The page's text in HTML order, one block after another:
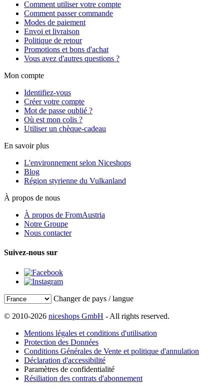
Comment utiliser votre compte
Comment passer commande
Modes de paiement
Envoi et livraison
Politique de retour
Promotions et bons d'achat
Vous avez d'autres questions ?
Mon compte
Identifiez-vous
Créer votre compte
Mot de passe oublié ?
Où est mon colis ?
Utiliser un chèque-cadeau
En savoir plus
L'environnement selon Niceshops
Blog
Région styrienne du Vulkanland
À propos de nous
À propos de FromAustria
Notre Groupe
Nous contacter
Suivez-nous sur
Changer de pays / langue
© 2010-2026 niceshops GmbH - All rights reserved.
Mentions légales et conditions d'utilisation
Protection des Données
Conditions Générales de Vente et politique d'annulation
Déclaration d'accessibilité
Paramètres de confidentialité
Résiliation des contrats d'abonnement